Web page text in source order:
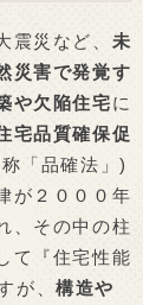
震災など、 未
災害で発覚す
や欠陥住宅に
宅品質確保促
称「品確法」)
が２０００年
、その中の柱
て『住宅性能
が、構造や